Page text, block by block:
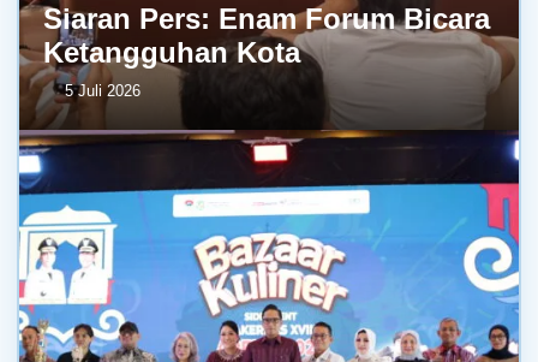
Siaran Pers: Enam Forum Bicara
Ketangguhan Kota
5 Juli 2026